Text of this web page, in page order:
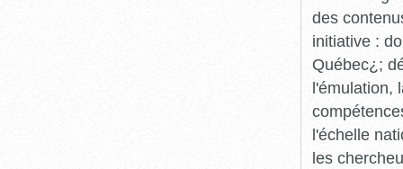
des
initiative :
Québec¿;
l'émulation,
l'échelle
les